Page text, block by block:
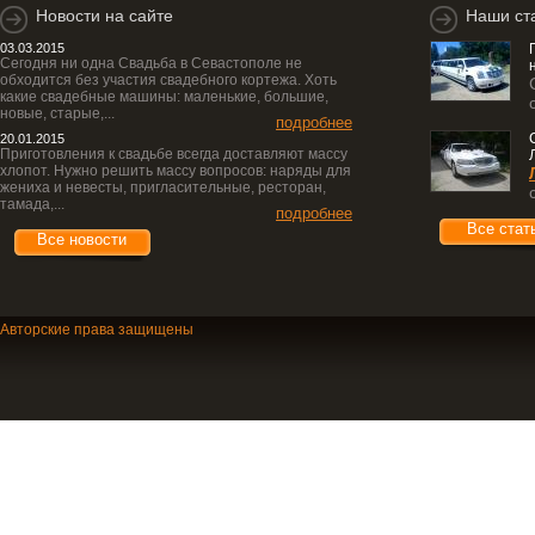
Новости на сайте
03.03.2015
Сегодня ни одна Свадьба в Севастополе не
обходится без участия свадебного кортежа. Хоть
какие свадебные машины: маленькие, большие,
новые, старые,...
подробнее
20.01.2015
Приготовления к свадьбе всегда доставляют массу
хлопот. Нужно решить массу вопросов: наряды для
жениха и невесты, пригласительные, ресторан,
тамада,...
подробнее
Все новости
Наши
Все
Авторские права защищены